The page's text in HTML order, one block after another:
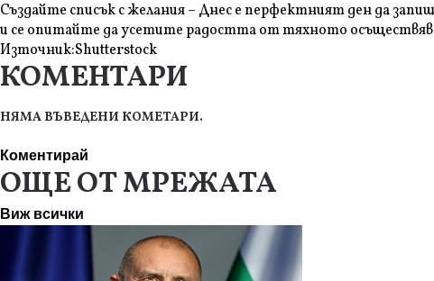
Създайте списък с желания – Днес е перфектният ден да
и се опитайте да усетите радостта от тяхното
Източник:Shutterstock
КОМЕНТАРИ
НЯМА ВЪВЕДЕНИ КОМЕТАРИ.
Коментирай
ОЩЕ ОТ МРЕЖАТА
Виж всички